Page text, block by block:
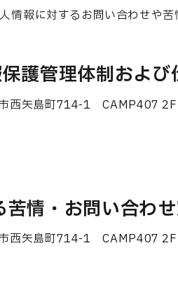
情報に対するお問い合わせや
護管理体制およ
西矢島町714-1 CAMP407 2F
情・お問い合わ
西矢島町714-1 CAMP407 2F